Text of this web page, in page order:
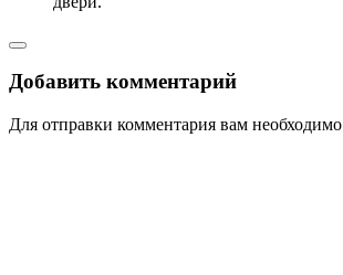
Добавить комментарий
Для отправки комментария вам необходимо